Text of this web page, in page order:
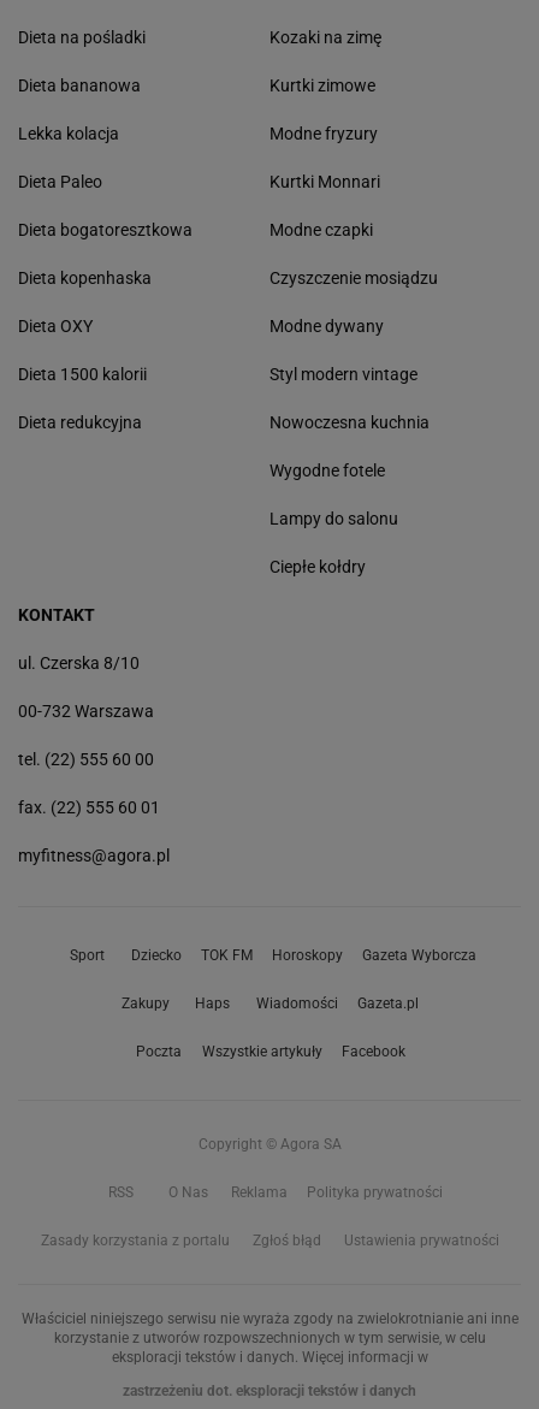
Dieta na pośladki
Dieta bananowa
Lekka kolacja
Dieta Paleo
Dieta bogatoresztkowa
Dieta kopenhaska
Dieta OXY
Dieta 1500 kalorii
Dieta redukcyjna
Kozaki na zimę
Kurtki zimowe
Modne fryzury
Kurtki Monnari
Modne czapki
Czyszczenie mosiądzu
Modne dywany
Styl modern vintage
Nowoczesna kuchnia
Wygodne fotele
Lampy do salonu
Ciepłe kołdry
KONTAKT
ul. Czerska 8/10
00-732 Warszawa
tel. (22) 555 60 00
fax. (22) 555 60 01
myfitness@agora.pl
Sport Dziecko TOK FM Horoskopy Gazeta Wyborcza
Zakupy Haps Wiadomości Gazeta.pl
Poczta Wszystkie artykuły Facebook
Copyright © Agora SA
RSS O Nas Reklama Polityka prywatności
Zasady korzystania z portalu Zgłoś błąd Ustawienia prywatności
Właściciel niniejszego serwisu nie wyraża zgody na zwielokrotnianie ani inne
korzystanie z utworów rozpowszechnionych w tym serwisie, w celu
eksploracji tekstów i danych. Więcej informacji w
zastrzeżeniu dot. eksploracji tekstów i danych